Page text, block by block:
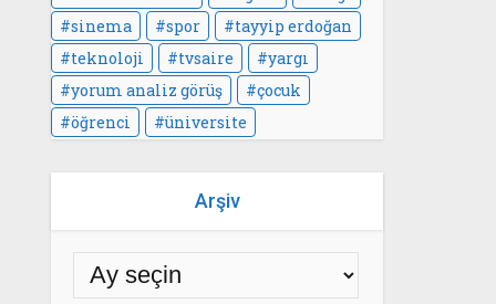
sinema
spor
tayyip erdoğan
teknoloji
tvsaire
yargı
yorum analiz görüş
çocuk
öğrenci
üniversite
Arşiv